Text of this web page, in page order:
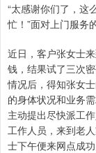
“太感谢你们了，这
忙！”面对上门服务
近日，客户张女士
钱，结果试了三次
情况后，得知张女
的身体状况和业务
主动提出尽快派工
工作人员，来到老
士下午便来网点成功